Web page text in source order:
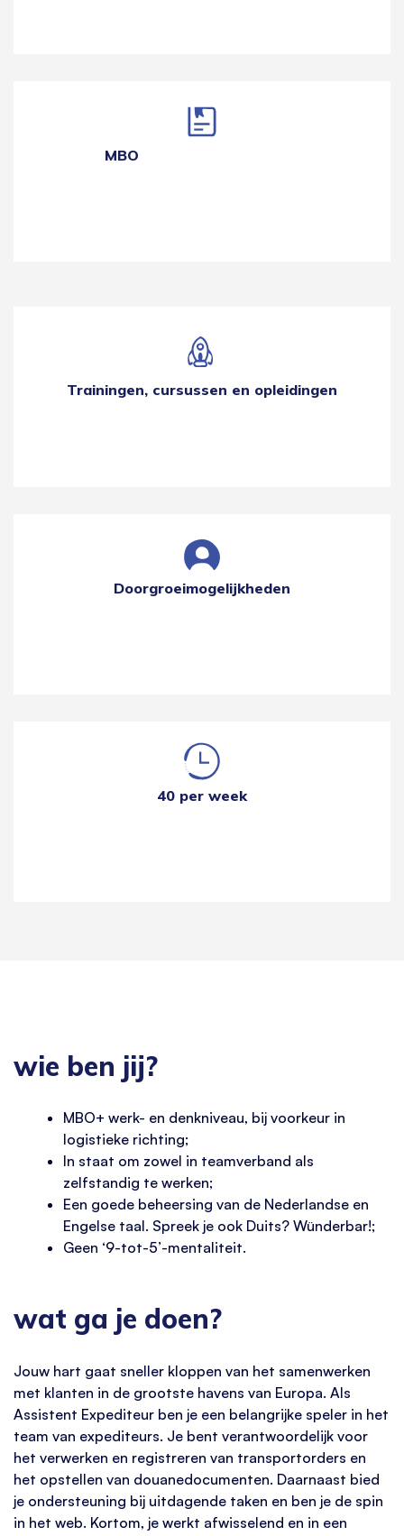
MBO
Trainingen, cursussen en opleidingen
Doorgroeimogelijkheden
40 per week
wie ben jij?
MBO+ werk- en denkniveau, bij voorkeur in
logistieke richting;
In staat om zowel in teamverband als
zelfstandig te werken;
Een goede beheersing van de Nederlandse en
Engelse taal. Spreek je ook Duits? Wünderbar!;
Geen ‘9-tot-5’-mentaliteit.
wat ga je doen?
Jouw hart gaat sneller kloppen van het samenwerken
met klanten in de grootste havens van Europa. Als
Assistent Expediteur ben je een belangrijke speler in het
team van expediteurs. Je bent verantwoordelijk voor
het verwerken en registreren van transportorders en
het opstellen van douanedocumenten. Daarnaast bied
je ondersteuning bij uitdagende taken en ben je de spin
in het web. Kortom, je werkt afwisselend en in een